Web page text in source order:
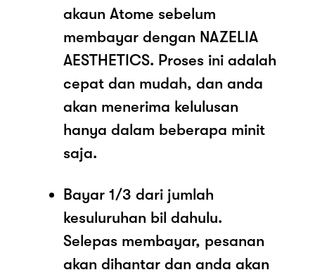
akaun Atome sebelum
membayar dengan NAZELIA
AESTHETICS. Proses ini adalah
cepat dan mudah, dan anda
akan menerima kelulusan
hanya dalam beberapa minit
saja.
Bayar 1/3 dari jumlah
kesuluruhan bil dahulu.
Selepas membayar, pesanan
akan dihantar dan anda akan